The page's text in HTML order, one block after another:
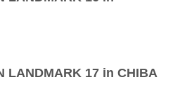
LANDMARK 17 in CHIBA